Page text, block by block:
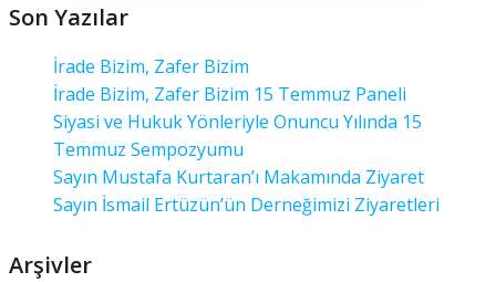
Son Yazılar
İrade Bizim, Zafer Bizim
İrade Bizim, Zafer Bizim 15 Temmuz Paneli
Siyasi ve Hukuk Yönleriyle Onuncu Yılında 15
Temmuz Sempozyumu
Sayın Mustafa Kurtaran’ı Makamında Ziyaret
Sayın İsmail Ertüzün’ün Derneğimizi Ziyaretleri
Arşivler